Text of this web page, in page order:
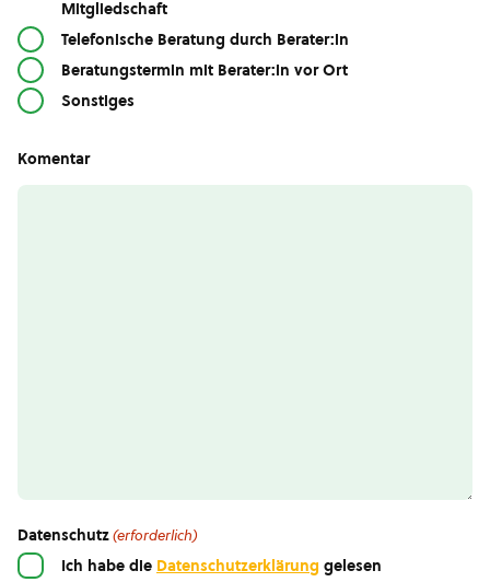
Mitgliedschaft
Telefonische Beratung durch Berater:in
Beratungstermin mit Berater:in vor Ort
Sonstiges
Komentar
Datenschutz(erforderlich)
Ich habe die Datenschutzerklärung gelesen